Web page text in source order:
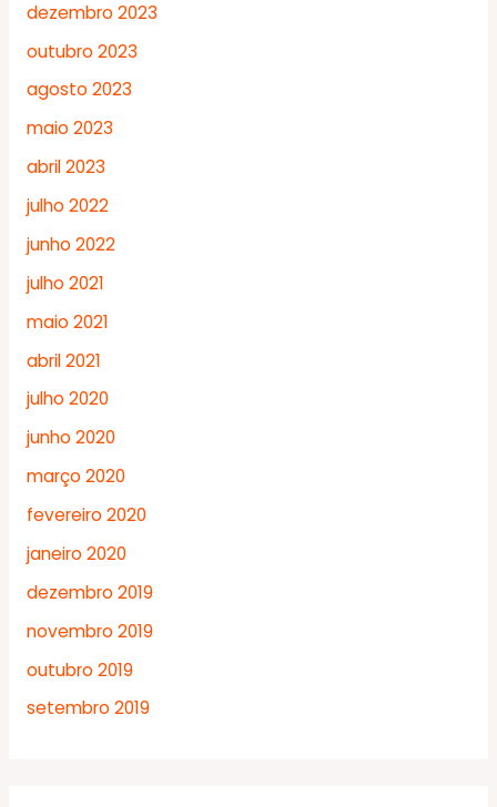
dezembro 2023
outubro 2023
agosto 2023
maio 2023
abril 2023
julho 2022
junho 2022
julho 2021
maio 2021
abril 2021
julho 2020
junho 2020
março 2020
fevereiro 2020
janeiro 2020
dezembro 2019
novembro 2019
outubro 2019
setembro 2019